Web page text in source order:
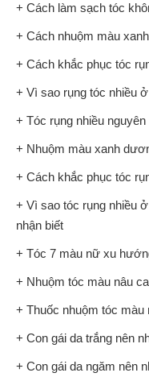
+ Cách làm sạch tóc
+ Cách nhuộm màu
+ Cách khắc phục tóc
+ Vì sao rụng tóc nhiều
+ Tóc rụng nhiều
+ Nhuộm màu xanh
+ Cách khắc phục tóc
+ Vì sao tóc rụng nhiều
nhận biết
+ Tóc 7 màu nữ xu
+ Nhuộm tóc màu nâu
+ Thuốc nhuộm tóc màu
+ Con gái da trắng nên
+ Con gái da ngăm nên